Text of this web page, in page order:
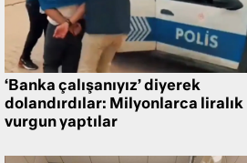
‘Banka çalışanıyız’ diyerek
dolandırdılar: Milyonlarca liralık
vurgun yaptılar